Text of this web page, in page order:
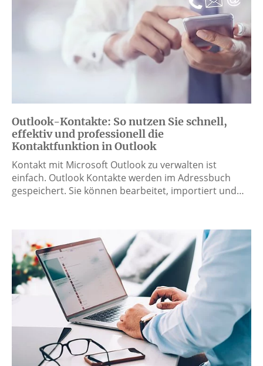
Outlook-Kontakte: So nutzen Sie schnell,
effektiv und professionell die
Kontaktfunktion in Outlook
Kontakt mit Microsoft Outlook zu verwalten ist
einfach. Outlook Kontakte werden im Adressbuch
gespeichert. Sie können bearbeitet, importiert und…